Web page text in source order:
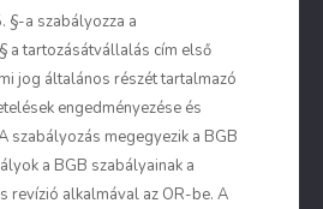
§-a szabályozza a
a tartozásátvállalás cím első
jog általános részét tartalmazó
engedményezése és
szabályozás megegyezik a BGB
a BGB szabályainak a
revízió alkalmával az OR-be. A